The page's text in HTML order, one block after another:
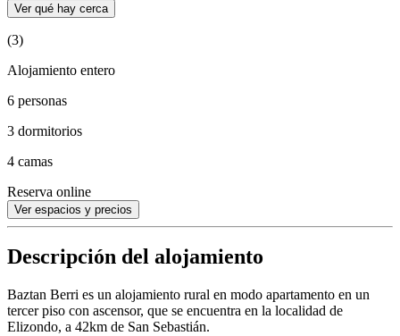
Ver qué hay cerca
(3)
Alojamiento entero
6 personas
3 dormitorios
4 camas
Reserva online
Ver espacios y precios
Descripción del alojamiento
Baztan Berri es un alojamiento rural en modo apartamento en un
tercer piso con ascensor, que se encuentra en la localidad de
Elizondo, a 42km de San Sebastián.